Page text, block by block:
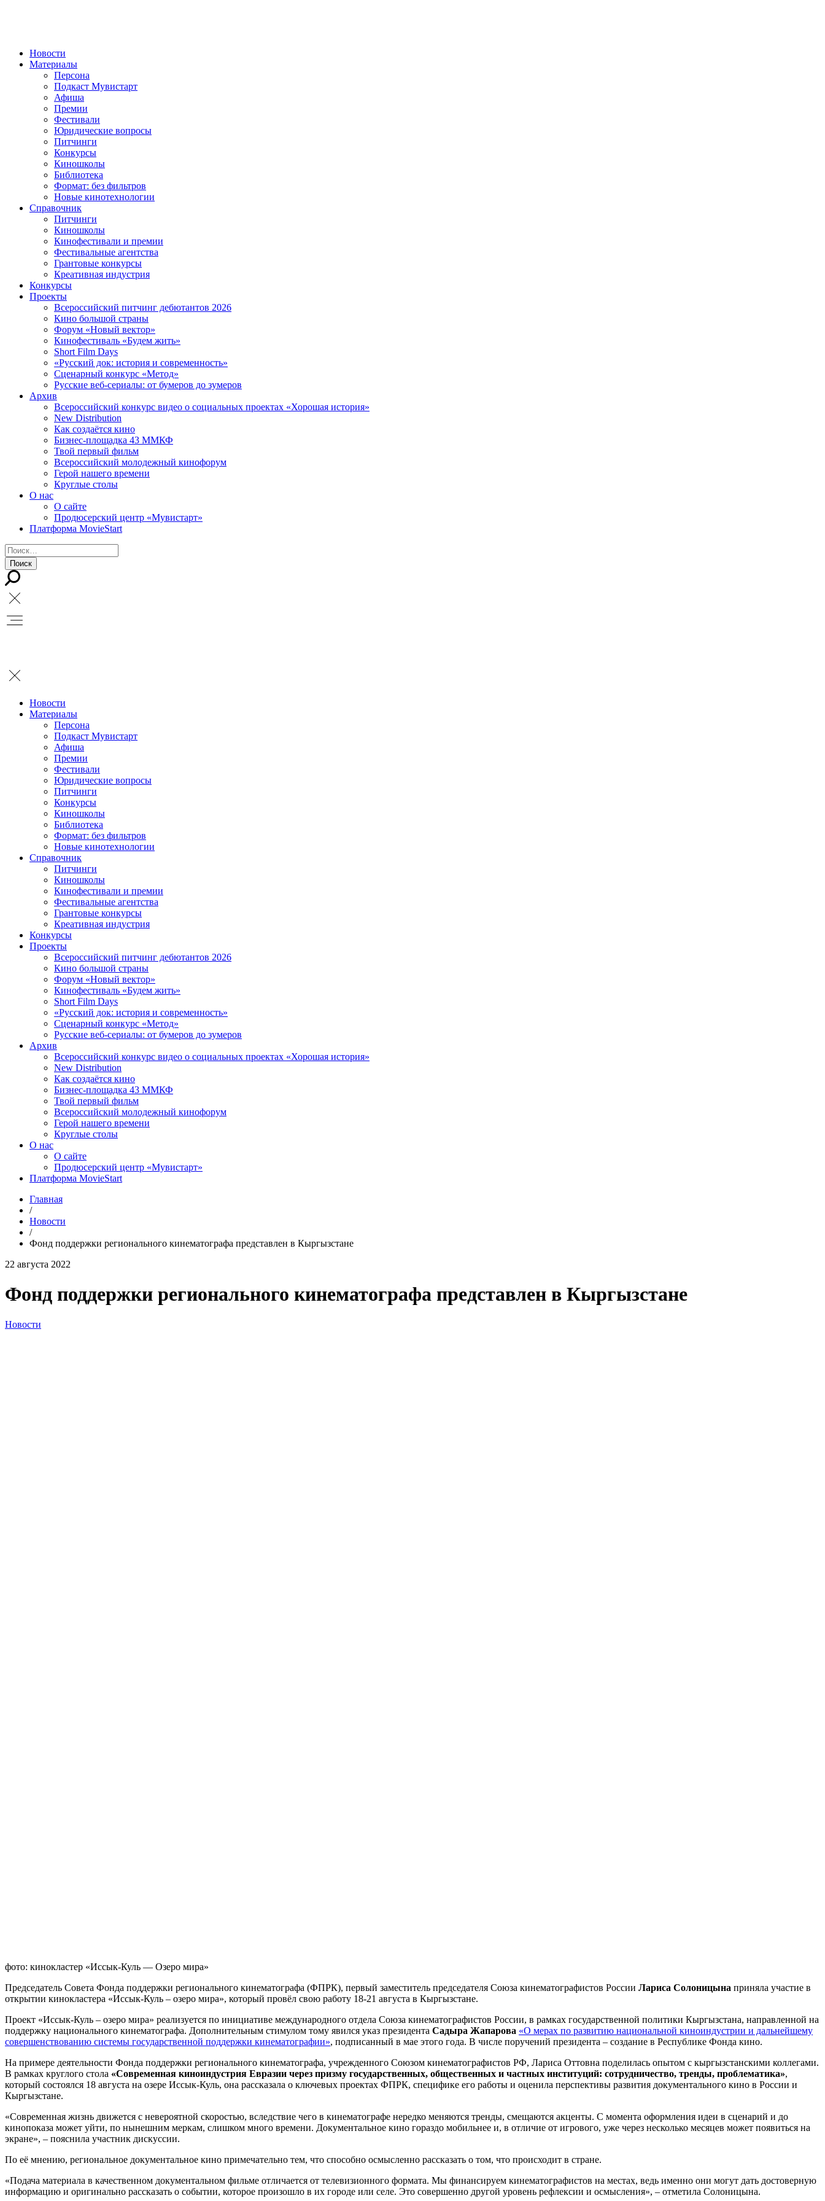
Новости
Материалы
Персона
Подкаст Мувистарт
Афиша
Премии
Фестивали
Юридические вопросы
Питчинги
Конкурсы
Киношколы
Библиотека
Формат: без фильтров
Новые кинотехнологии
Справочник
Питчинги
Киношколы
Кинофестивали и премии
Фестивальные агентства
Грантовые конкурсы
Креативная индустрия
Конкурсы
Проекты
Всероссийский питчинг дебютантов 2026
Кино большой страны
Форум «Новый вектор»
Кинофестиваль «Будем жить»
Short Film Days
«Русский док: история и современность»
Сценарный конкурс «Метод»
Русские веб-сериалы: от бумеров до зумеров
Архив
Всероссийский конкурс видео о социальных проектах «Хорошая история»
New Distribution
Как создаётся кино
Бизнес-площадка 43 ММКФ
Твой первый фильм
Всероссийский молодежный кинофорум
Герой нашего времени
Круглые столы
О нас
О сайте
Продюсерский центр «Мувистарт»
Платформа MovieStart
Новости
Материалы
Персона
Подкаст Мувистарт
Афиша
Премии
Фестивали
Юридические вопросы
Питчинги
Конкурсы
Киношколы
Библиотека
Формат: без фильтров
Новые кинотехнологии
Справочник
Питчинги
Киношколы
Кинофестивали и премии
Фестивальные агентства
Грантовые конкурсы
Креативная индустрия
Конкурсы
Проекты
Всероссийский питчинг дебютантов 2026
Кино большой страны
Форум «Новый вектор»
Кинофестиваль «Будем жить»
Short Film Days
«Русский док: история и современность»
Сценарный конкурс «Метод»
Русские веб-сериалы: от бумеров до зумеров
Архив
Всероссийский конкурс видео о социальных проектах «Хорошая история»
New Distribution
Как создаётся кино
Бизнес-площадка 43 ММКФ
Твой первый фильм
Всероссийский молодежный кинофорум
Герой нашего времени
Круглые столы
О нас
О сайте
Продюсерский центр «Мувистарт»
Платформа MovieStart
Главная
/
Новости
/
Фонд поддержки регионального кинематографа представлен в Кыргызстане
22 августа 2022
Фонд поддержки регионального кинематографа представлен в Кыргызстане
Новости
фото: кинокластер «Иссык-Куль — Озеро мира»
Председатель Совета Фонда поддержки регионального кинематографа (ФПРК), первый заместитель председателя Союза кинематографистов России Лариса Солоницына приняла участие в
открытии кинокластера «Иссык-Куль – озеро мира», который провёл свою работу 18-21 августа в Кыргызстане.
Проект «Иссык-Куль – озеро мира» реализуется по инициативе международного отдела Союза кинематографистов России, в рамках государственной политики Кыргызстана, направленной на
поддержку национального кинематографа. Дополнительным стимулом тому явился указ президента Садыра Жапарова «О мерах по развитию национальной киноиндустрии и дальнейшему
совершенствованию системы государственной поддержки кинематографии», подписанный в мае этого года. В числе поручений президента – создание в Республике Фонда кино.
На примере деятельности Фонда поддержки регионального кинематографа, учрежденного Союзом кинематографистов РФ, Лариса Оттовна поделилась опытом с кыргызстанскими коллегами.
В рамках круглого стола «Современная киноиндустрия Евразии через призму государственных, общественных и частных институций: сотрудничество, тренды, проблематика»,
который состоялся 18 августа на озере Иссык-Куль, она рассказала о ключевых проектах ФПРК, специфике его работы и оценила перспективы развития документального кино в России и
Кыргызстане.
«Современная жизнь движется с невероятной скоростью, вследствие чего в кинематографе нередко меняются тренды, смещаются акценты. С момента оформления идеи в сценарий и до
кинопоказа может уйти, по нынешним меркам, слишком много времени. Документальное кино гораздо мобильнее и, в отличие от игрового, уже через несколько месяцев может появиться на
экране», – пояснила участник дискуссии.
По её мнению, региональное документальное кино примечательно тем, что способно осмысленно рассказать о том, что происходит в стране.
«Подача материала в качественном документальном фильме отличается от телевизионного формата. Мы финансируем кинематографистов на местах, ведь именно они могут дать достоверную
информацию и оригинально рассказать о событии, которое произошло в их городе или селе. Это совершенно другой уровень рефлексии и осмысления», – отметила Солоницына.